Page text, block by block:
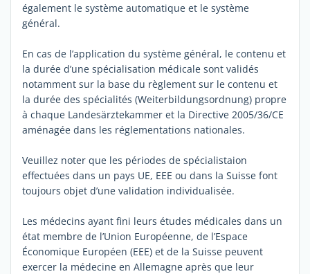
également le système automatique et le système
général.
En cas de l’application du système général, le contenu et
la durée d’une spécialisation médicale sont validés
notamment sur la base du règlement sur le contenu et
la durée des spécialités (Weiterbildungsordnung) propre
à chaque Landesärztekammer et la Directive 2005/36/CE
aménagée dans les réglementations nationales.
Veuillez noter que les périodes de spécialistaion
effectuées dans un pays UE, EEE ou dans la Suisse font
toujours objet d’une validation individualisée.
Les médecins ayant fini leurs études médicales dans un
état membre de l’Union Européenne, de l’Espace
Économique Européen (EEE) et de la Suisse peuvent
exercer la médecine en Allemagne après que leur